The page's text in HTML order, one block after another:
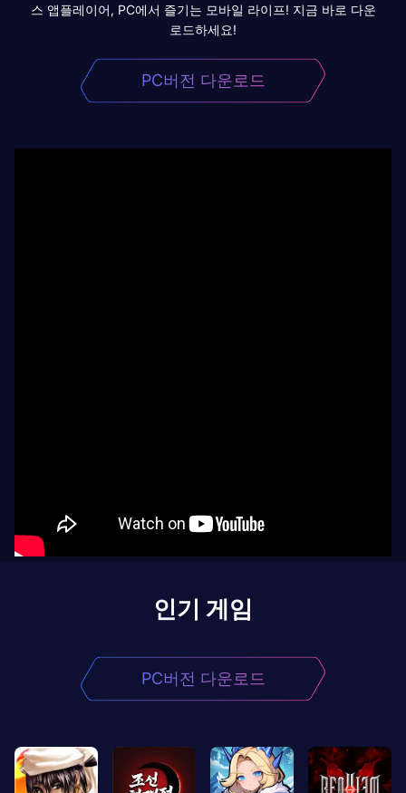
스 앱플레이어, PC에서 즐기는 모바일 라이프! 지금 바로 다운
로드하세요!
PC버전 다운로드
인기 게임
PC버전 다운로드